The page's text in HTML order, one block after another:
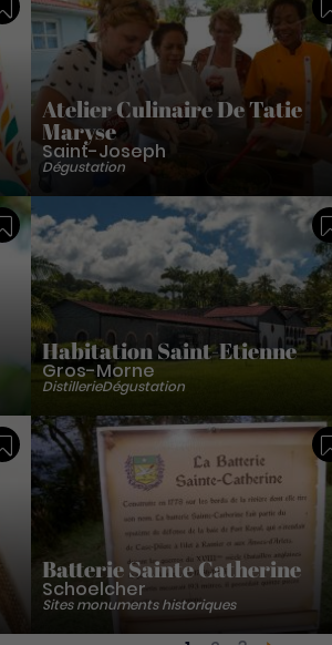
Sauvegarder
Atelier Culinaire De Tatie
Maryse
Saint-Joseph
Dégustation
Sauvegarder
Habitation Saint-Etienne
Gros-Morne
DistillerieDégustation
Sauvegarder
Batterie Sainte Catherine
Schoelcher
Sites monuments historiques